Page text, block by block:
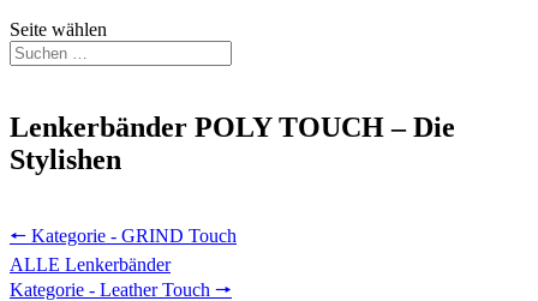
Seite wählen
Lenkerbänder POLY TOUCH – Die
Stylishen
🠔 Kategorie - GRIND Touch
ALLE Lenkerbänder
Kategorie - Leather Touch 🠖